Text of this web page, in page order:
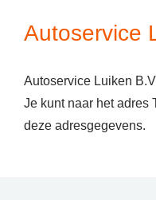
Autoservice
Autoservice Luiken
Je kunt naar het adres
deze adresgegevens.